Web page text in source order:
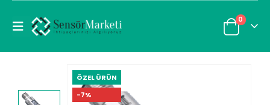
0
ÖZEL ÜRÜN
-7%